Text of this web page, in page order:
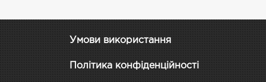
Умови використання
Політика конфіденційності